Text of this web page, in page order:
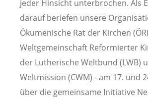
jeder Hinsicht unterbrochen. Als
darauf beriefen unsere
Ökumenische Rat der Kirchen
Weltgemeinschaft Reformierter
der Lutherische Weltbund (LWB)
Weltmission (CWM) - am 17. und
über die gemeinsame Initiative